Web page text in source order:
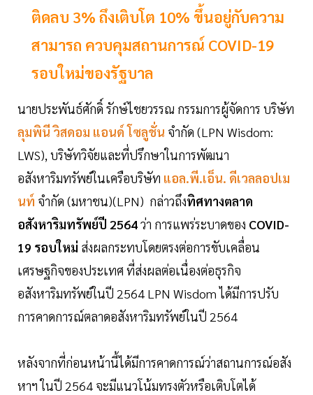
ติดลบ 3% ถึงเติบโต 10% ขึ้นอยู่กับความ
สามารถ ควบคุมสถานการณ์ COVID-19
รอบใหม่ของรัฐบาล
นายประพันธ์ศักดิ์ รักษ์ไชยวรรณ กรรมการผู้จัดการ บริษัท
ลุมพินี วิสดอม แอนด์ โซลูชั่น จำกัด (LPN Wisdom:
LWS), บริษัทวิจัยและที่ปรึกษาในการพัฒนา
อสังหาริมทรัพย์ในเครือบริษัท แอล.พี.เอ็น. ดีเวลลอปเม
นท์ จำกัด (มหาชน)(LPN) กล่าวถึงทิศทางตลาด
อสังหาริมทรัพย์ปี 2564ว่า การแพร่ระบาดของ COVID-
19 รอบใหม่ ส่งผลกระทบโดยตรงต่อการขับเคลื่อน
เศรษฐกิจของประเทศ ที่ส่งผลต่อเนื่องต่อธุรกิจ
อสังหาริมทรัพย์ในปี 2564 LPN Wisdom ได้มีการปรับ
การคาดการณ์ตลาดอสังหาริมทรัพย์ในปี 2564
หลังจากที่ก่อนหน้านี้ได้มีการคาดการณ์ว่าสถานการณ์อสัง
หาฯ ในปี 2564 จะมีแนวโน้มทรงตัวหรือเติบโตได้